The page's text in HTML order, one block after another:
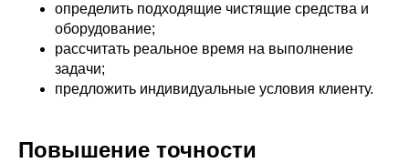
определить подходящие чистящие средства и
оборудование;
рассчитать реальное время на выполнение
задачи;
предложить индивидуальные условия клиенту.
Повышение точности